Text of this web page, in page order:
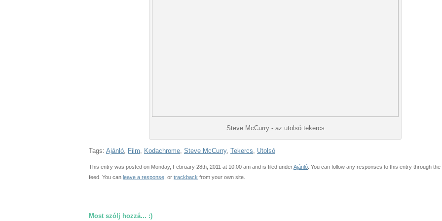
Steve McCurry - az utolsó tekercs
Tags: Ajánló, Film, Kodachrome, Steve McCurry, Tekercs, Utolsó
This entry was posted on Monday, February 28th, 2011 at 10:00 am and is filed underAjánló . You can follow any responses to this entry through the
feed. You can leave a response , or trackback from your own site.
Most szólj hozzá... :)